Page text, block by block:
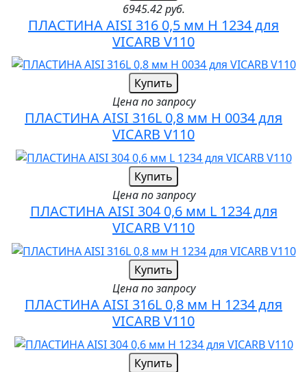
6945.42 руб.
ПЛАСТИНА AISI 316 0,5 мм H 1234 для
VICARB V110
Купить
Цена по запросу
ПЛАСТИНА AISI 316L 0,8 мм H 0034 для
VICARB V110
Купить
Цена по запросу
ПЛАСТИНА AISI 304 0,6 мм L 1234 для
VICARB V110
Купить
Цена по запросу
ПЛАСТИНА AISI 316L 0,8 мм H 1234 для
VICARB V110
Купить